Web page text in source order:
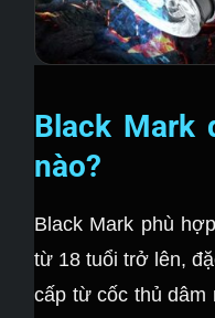
Black Mark
nào?
Black Mark phù
từ 18 tuổi trở lên,
cấp từ cốc thủ dâm